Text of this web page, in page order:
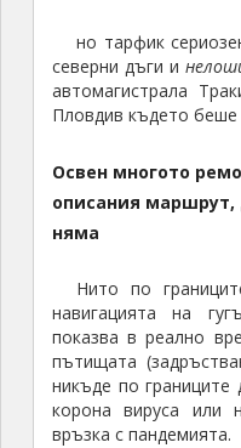
но тарфик
северни дъги и
автомагистрала
Пловдив където беше
Освен многото
описания маршрут,
няма
Нито по
навигацията на
показва в реално
пътищата
никъде по границите
корона вируса или
връзка с пандемията.